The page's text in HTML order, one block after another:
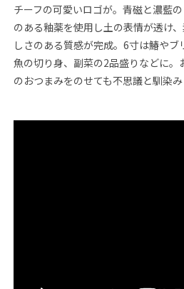
チーフの可愛いロゴが。青磁と濃藍
のある釉薬を使用し土の表情が透け
しさのある質感が完成。6寸は鰆やブ
魚の切り身、副菜の2品盛りなどに。
のおつまみをのせても不思議と馴染み